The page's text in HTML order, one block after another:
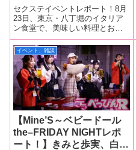
リアン食堂で美食と泥酔ト
ークに大盛り上がり！ こ
の夏のプライベートマル秘
写真も大公開！
セクステイベントレポート！8月
23日、東京・八丁堀のイタリア
ン食堂で、美味しい料理とお酒
をいただきながら、ゆる～く楽
しめる泥酔トークイベント「セ
クステイベント」が開催されま
した！今回のゲストは、きみと
歩実（以下、あゆみんパイセ
ン）ちゃんと紺
イベント、雑談
【Mine’S～ベビードール
the–FRIDAY NIGHTレポ
ート！】きみと歩実、白浜